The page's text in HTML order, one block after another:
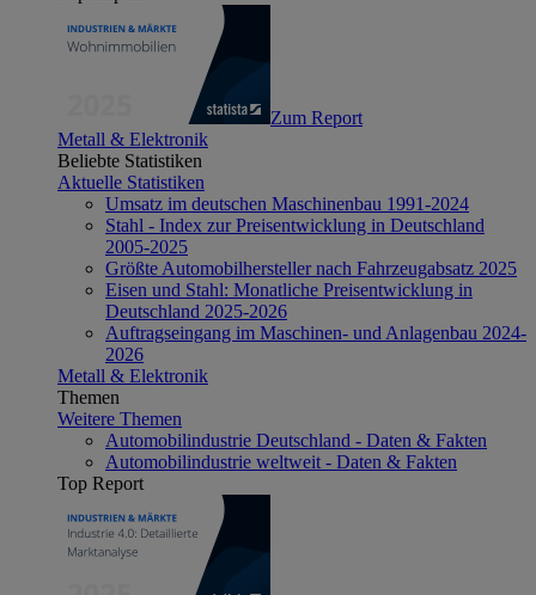
Zum Report
Metall & Elektronik
Beliebte Statistiken
Aktuelle Statistiken
Umsatz im deutschen Maschinenbau 1991-2024
Stahl - Index zur Preisentwicklung in Deutschland
2005-2025
Größte Automobilhersteller nach Fahrzeugabsatz 2025
Eisen und Stahl: Monatliche Preisentwicklung in
Deutschland 2025-2026
Auftragseingang im Maschinen- und Anlagenbau 2024-
2026
Metall & Elektronik
Themen
Weitere Themen
Automobilindustrie Deutschland - Daten & Fakten
Automobilindustrie weltweit - Daten & Fakten
Top Report